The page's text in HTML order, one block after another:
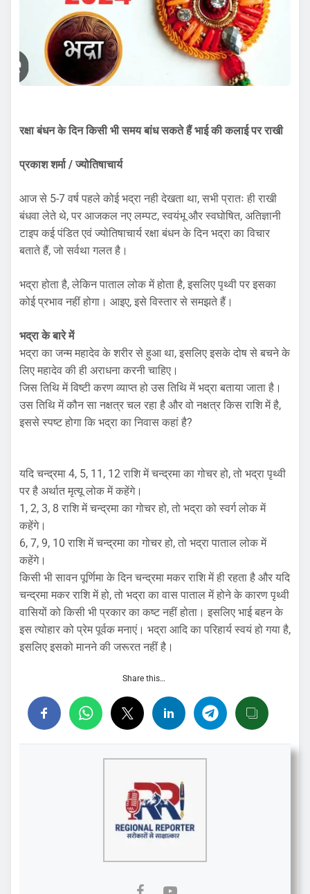
रक्षा बंधन के दिन किसी भी समय बांध सकते हैं भाई की कलाई पर राखी
प्रकाश शर्मा / ज्योतिषाचार्य
आज से 5-7 वर्ष पहले कोई भद्रा नही देखता था, सभी प्रातः ही राखी
बंधवा लेते थे, पर आजकल नए लम्पट, स्वयंभू और स्वघोषित, अतिज्ञानी
टाइप कई पंडित एवं ज्योतिषाचार्य रक्षा बंधन के दिन भद्रा का विचार
बताते हैं, जो सर्वथा गलत है।
भद्रा होता है, लेकिन पाताल लोक में होता है, इसलिए पृथ्वी पर इसका
कोई प्रभाव नहीं होगा। आइए, इसे विस्तार से समझते हैं।
भद्रा के बारे में
भद्रा का जन्म महादेव के शरीर से हुआ था, इसलिए इसके दोष से बचने के
लिए महादेव की ही अराधना करनी चाहिए।
जिस तिथि में विष्टी करण व्याप्त हो उस तिथि में भद्रा बताया जाता है।
उस तिथि में कौन सा नक्षत्र चल रहा है और वो नक्षत्र किस राशि में है,
इससे स्पष्ट होगा कि भद्रा का निवास कहां है?
यदि चन्द्रमा 4, 5, 11, 12 राशि में चन्द्रमा का गोचर हो, तो भद्रा पृथ्वी
पर है अर्थात मृत्यू लोक में कहेंगे।
1, 2, 3, 8 राशि में चन्द्रमा का गोचर हो, तो भद्रा को स्वर्ग लोक में
कहेंगे।
6, 7, 9, 10 राशि में चन्द्रमा का गोचर हो, तो भद्रा पाताल लोक में
कहेंगे।
किसी भी सावन पूर्णिमा के दिन चन्द्रमा मकर राशि में ही रहता है और यदि
चन्द्रमा मकर राशि में हो, तो भद्रा का वास पाताल में होने के कारण पृथ्वी
वासियों को किसी भी प्रकार का कष्ट नहीं होता। इसलिए भाई बहन के
इस त्योहार को प्रेम पूर्वक मनाएं। भद्रा आदि का परिहार्य स्वयं हो गया है,
इसलिए इसको मानने की जरूरत नहीं है।
Share this…